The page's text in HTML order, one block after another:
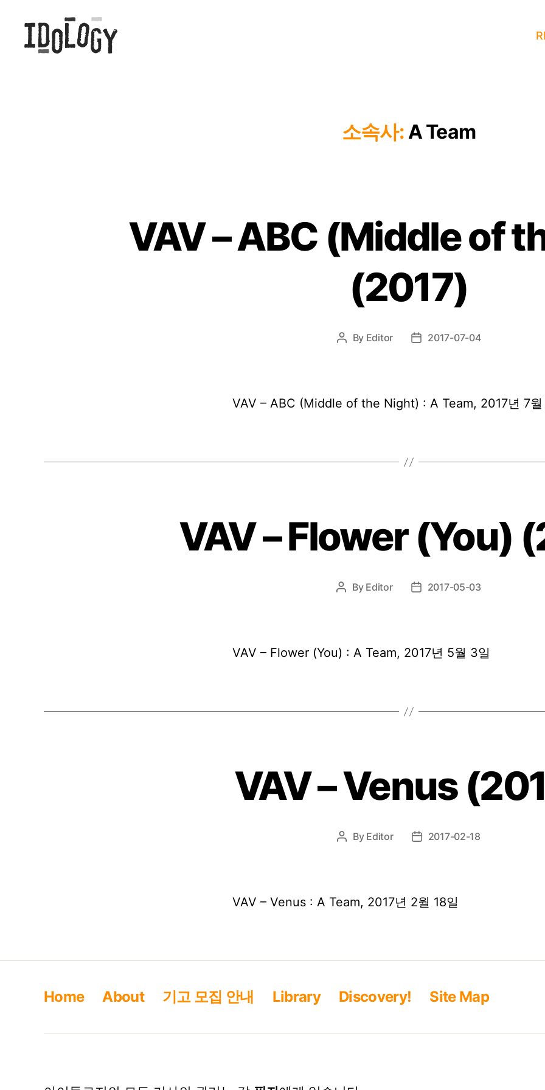
소속사: A Team
VAV – ABC (Middle of
(2017)
Post
By Editor
Post2017-07-04
VAV – ABC (Middle of the Night) : A Team, 2017년 7
VAV – Flower (You)
Post
By Editor
Post2017-05-03
VAV – Flower (You) : A Team, 2017년 5월 3일
VAV – Venus
Post
By Editor
Post2017-02-18
VAV – Venus : A Team, 2017년 2월 18일
Home About 기고 모집 안내 Library Discovery! Site Map